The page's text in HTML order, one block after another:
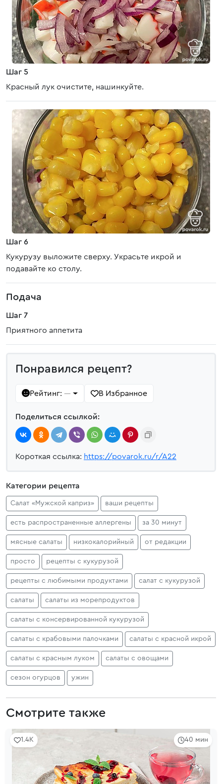
Шаг 5
Красный лук очистите, нашинкуйте.
Шаг 6
Кукурузу выложите сверху. Украсьте икрой и
подавайте ко столу.
Подача
Шаг 7
Приятного аппетита
Понравился рецепт?
Рейтинг: — В Избранное
Поделиться ссылкой:
Короткая ссылка: https://povarok.ru/r/A22
Категории рецепта
Салат «Мужской каприз» ваши рецепты
есть распространенные аллергены за 30 минут
мясные салаты низкокалорийный от редакции
просто рецепты с кукурузой
рецепты с любимыми продуктами салат с кукурузой
салаты салаты из морепродуктов
салаты с консервированной кукурузой
салаты с крабовыми палочками салаты с красной икрой
салаты с красным луком салаты с овощами
сезон огурцов ужин
Смотрите также
40 мин
1.4K